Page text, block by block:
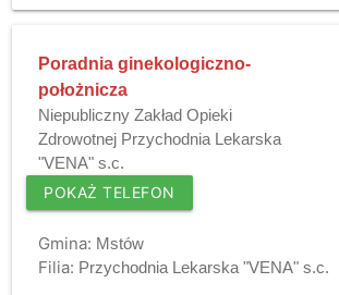
Poradnia ginekologiczno-
położnicza
Niepubliczny Zakład Opieki
Zdrowotnej Przychodnia Lekarska
"VENA" s.c.
POKAŻ TELEFON
Gmina: Mstów
Filia: Przychodnia Lekarska "VENA" s.c.